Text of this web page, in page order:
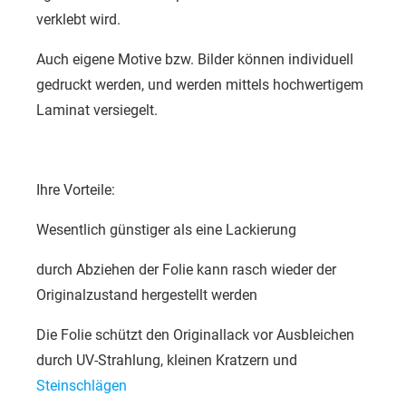
verklebt wird.
Auch eigene Motive bzw. Bilder können individuell
gedruckt werden, und werden mittels hochwertigem
Laminat versiegelt.
Ihre Vorteile:
Wesentlich günstiger als eine Lackierung
durch Abziehen der Folie kann rasch wieder der
Originalzustand hergestellt werden
Die Folie schützt den Originallack vor Ausbleichen
durch UV-Strahlung, kleinen Kratzern und
Steinschlägen